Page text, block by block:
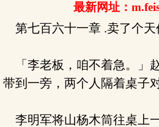
最新网址：
第七百六十一章 .卖了个天
「李老板，咱不着急。」
带到一旁，两个人隔着桌子对
李明军将山杨木筒往桌上